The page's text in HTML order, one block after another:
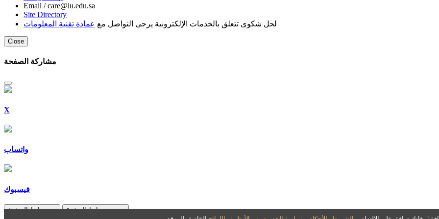
Email /care@iu.edu.sa
Site Directory
لحل شكوى تتعلق بالخدمات الإلكترونية يرجى التواصل مع عمادة تقنية المعلومات
Close
مشاركة الصفحة
X
واتساب
فيسبوك
نسخ رابط الصفحة
تم نسخ رابط الصفحة.